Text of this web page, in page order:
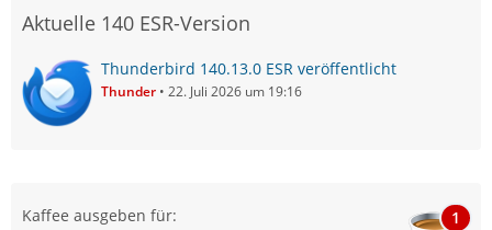
Aktuelle 140 ESR-Version
Thunderbird 140.13.0 ESR veröffentlicht
Thunder 22. Juli 2026 um 19:16
Kaffee ausgeben für: 1